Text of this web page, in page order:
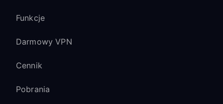
Funkcje
Darmowy VPN
Cennik
Pobrania